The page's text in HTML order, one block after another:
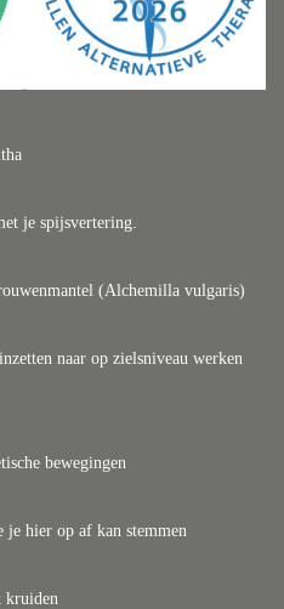
je spijsvertering.
(Alchemilla vulgaris)
naar op zielsniveau werken
bewegingen
je hier op af kan stemmen
kruiden